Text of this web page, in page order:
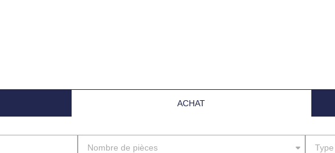
ACHAT
Nombre de pièces